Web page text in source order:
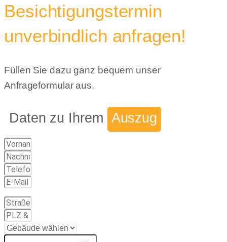
Besichtigungstermin
unverbindlich anfragen!
Füllen Sie dazu ganz bequem unser
Anfrageformular aus.
Daten zu Ihrem Auszug